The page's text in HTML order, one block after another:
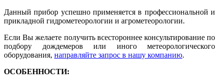
Данный прибор успешно применяется в профессиональной и
прикладной гидрометеорологии и агрометеорологии.
Если Вы желаете получить всестороннее консультирование по
подбору дождемеров или иного метеорологического
оборудования, направляйте запрос в нашу компанию.
ОСОБЕННОСТИ: